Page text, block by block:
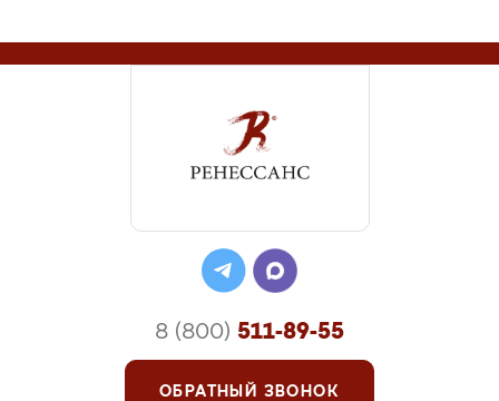
8 (800) 511-89-55
ОБРАТНЫЙ ЗВОНОК